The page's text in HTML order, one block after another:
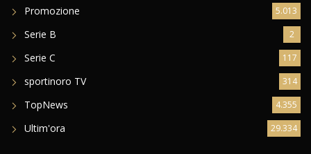
Promozione 5.013
Serie B 2
Serie C 117
sportinoro TV 314
TopNews 4.355
Ultim'ora 29.334